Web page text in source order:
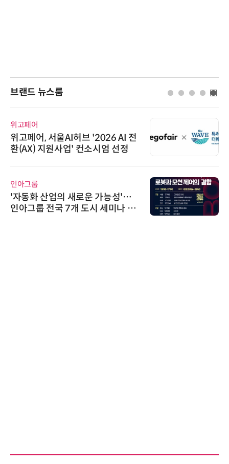
브랜드 뉴스룸
위고페어
위고페어, 서울AI허브 '2026 AI 전
환(AX) 지원사업' 컨소시엄 선정
인아그룹
'자동화 산업의 새로운 가능성'…
인아그룹 전국 7개 도시 세미나 페